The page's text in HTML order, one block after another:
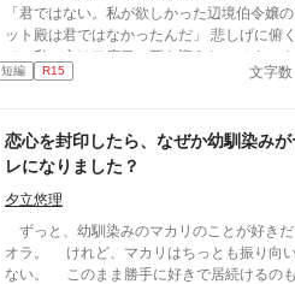
「君ではない。私が欲しかった辺境伯令嬢
ット殿は君ではなかったんだ」 悲しげに俯く
て、私の心は二度目の死を迎えたのです。 なろう様
でも公開中です。
短編 R15 文字
恋心を封印したら、なぜか幼馴染み
レになりました？
夕立悠理
ずっと、幼馴染みのマカリのことが好きだ
オラ。 けれど、マカリはちっとも振り向
ない。 このまま勝手に好きで居続けるの